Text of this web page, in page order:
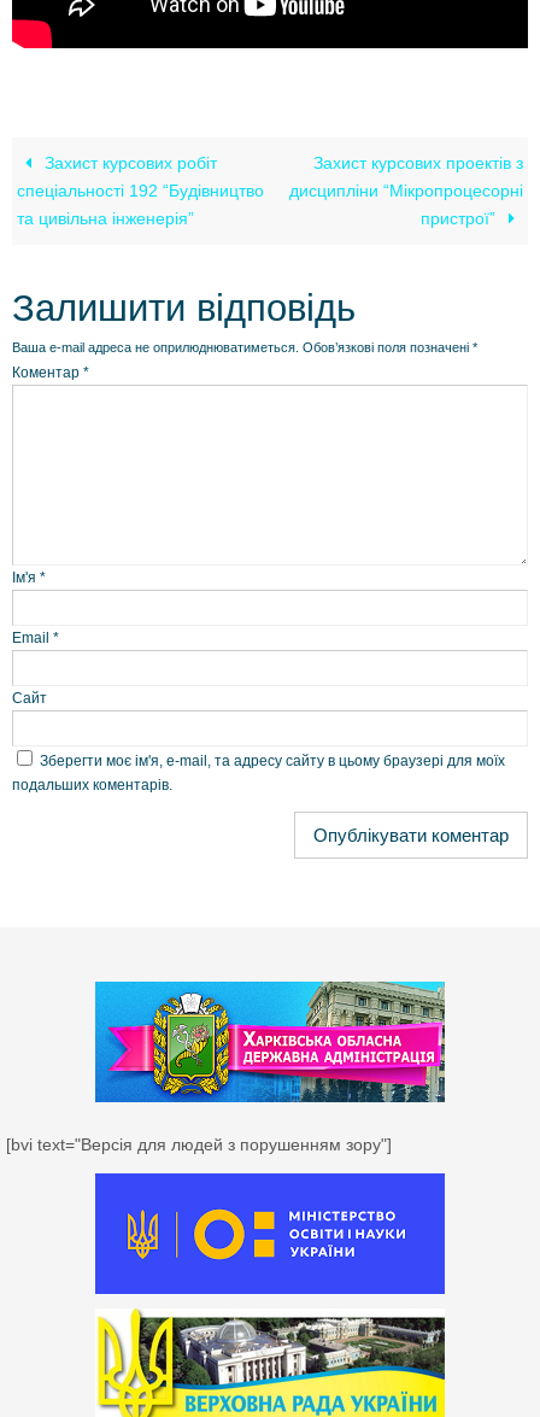
Захист курсових робіт
спеціальності 192 “Будівництво
та цивільна інженерія”
Захист курсових проектів з
дисципліни “Мікропроцесорні
пристрої”
Залишити відповідь
Ваша e-mail адреса не оприлюднюватиметься. Обов’язкові поля позначені *
Коментар *
Ім'я *
Email *
Сайт
Зберегти моє ім'я, e-mail, та адресу сайту в цьому браузері для моїх
подальших коментарів.
[bvi text="Версія для людей з порушенням зору"]